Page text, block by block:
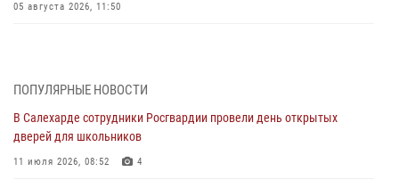
05 августа 2026, 11:50
03 августа 2026, 07:21 2
Генерал-полковник Юрий Аверин выступил на Всероссийском
молодёжном образовательном форуме «Территория смыслов»
03 августа 2026, 06:54
ПОПУЛЯРНЫЕ НОВОСТИ
В Салехарде сотрудники Росгвардии провели день открытых
дверей для школьников
11 июля 2026, 08:52 4